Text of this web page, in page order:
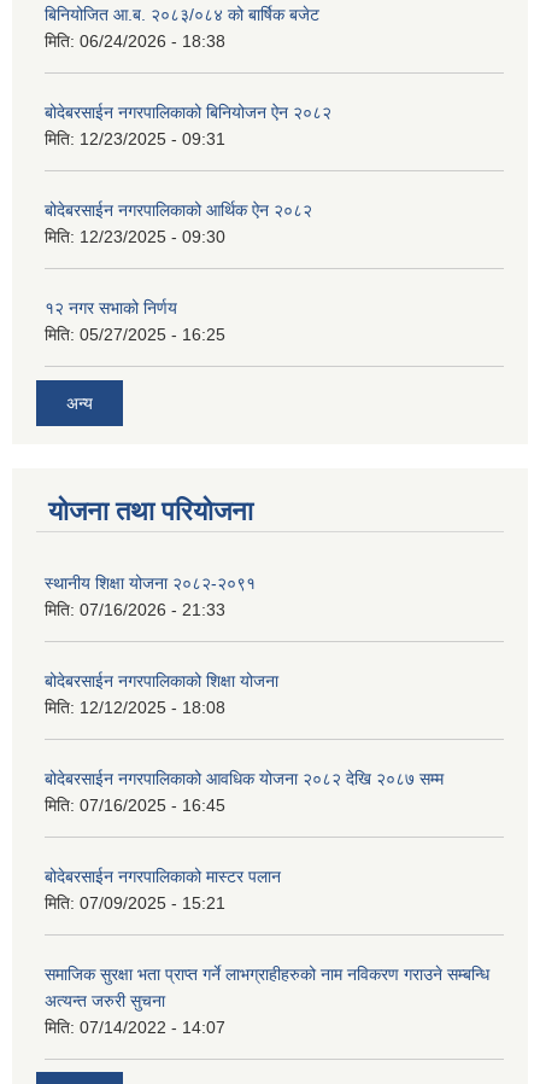
बिनियोजित आ.ब. २०८३/०८४ को बार्षिक बजेट
मिति: 06/24/2026 - 18:38
बोदेबरसाईन नगरपालिकाको बिनियोजन ऐन २०८२
मिति: 12/23/2025 - 09:31
बोदेबरसाईन नगरपालिकाको आर्थिक ऐन २०८२
मिति: 12/23/2025 - 09:30
१२ नगर सभाको निर्णय
मिति: 05/27/2025 - 16:25
अन्य
योजना तथा परियोजना
स्थानीय शिक्षा योजना २०८२-२०९१
मिति: 07/16/2026 - 21:33
बोदेबरसाईन नगरपालिकाको शिक्षा योजना
मिति: 12/12/2025 - 18:08
बोदेबरसाईन नगरपालिकाको आवधिक योजना २०८२ देखि २०८७ सम्म
मिति: 07/16/2025 - 16:45
बोदेबरसाईन नगरपालिकाको मास्टर पलान
मिति: 07/09/2025 - 15:21
समाजिक सुरक्षा भता प्राप्त गर्ने लाभग्राहीहरुको नाम नविकरण गराउने सम्बन्धि
अत्यन्त जरुरी सुचना
मिति: 07/14/2022 - 14:07